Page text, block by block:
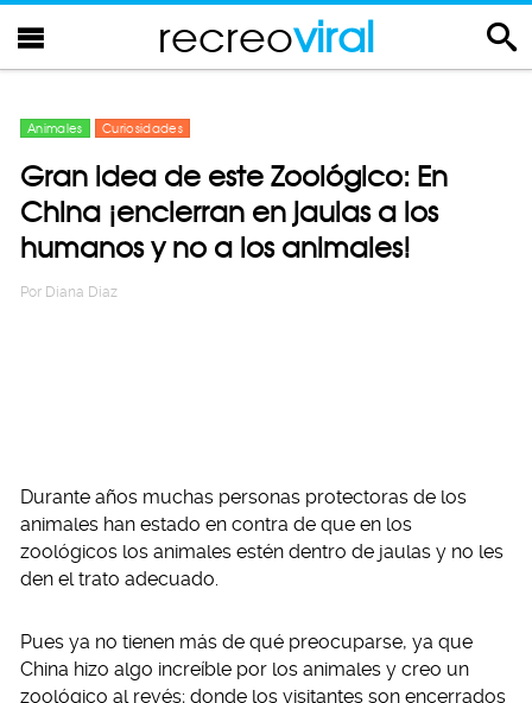
recreoviral
Animales Curiosidades
Gran idea de este Zoológico: En
China ¡encierran en jaulas a los
humanos y no a los animales!
Por Diana Diaz
Durante años muchas personas protectoras de los
animales han estado en contra de que en los
zoológicos los animales estén dentro de jaulas y no les
den el trato adecuado.
Pues ya no tienen más de qué preocuparse, ya que
China hizo algo increíble por los animales y creo un
zoológico al revés; donde los visitantes son encerrados